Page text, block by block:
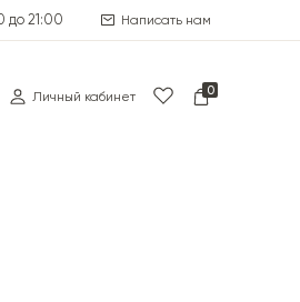
до 21:00 Написать нам
Личный кабинет 0